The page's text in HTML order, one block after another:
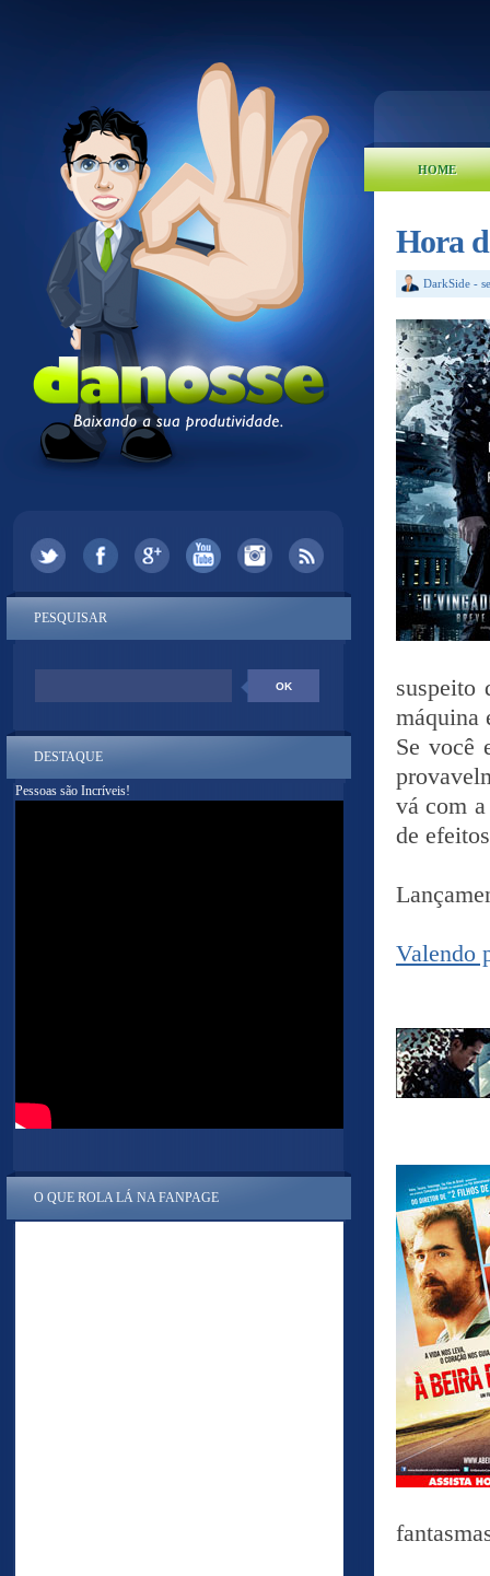
HOME
Hora
DarkSide -
suspeito
máquina
Se você
vá com
de
Valendo
PESQUISAR
DESTAQUE
Pessoas são Incríveis!
O QUE ROLA LÁ NA FANPAGE